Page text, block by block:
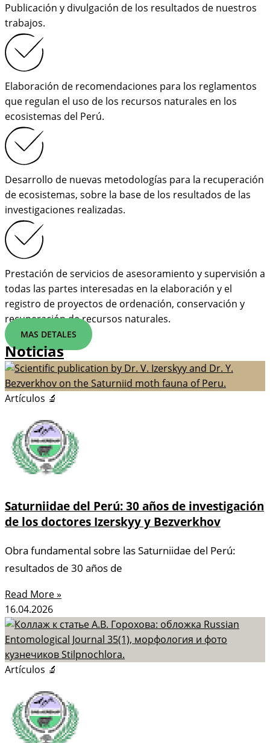
Publicación y divulgación de los resultados de nuestros
trabajos.
Elaboración de recomendaciones para los reglamentos
que regulan el uso de los recursos naturales en los
ecosistemas del Perú.
Desarrollo de nuevas metodologías para la recuperación
de ecosistemas, sobre la base de los resultados de las
investigaciones realizadas.
Prestación de servicios de asesoramiento y supervisión a
todas las partes interesadas en la elaboración y el
registro de proyectos de ordenación, conservación y
recuperación de recursos naturales.
MAS DETALES
Noticias
Artículos 🔬
Saturniidae del Perú: 30 años de investigación
de los doctores Izerskyy y Bezverkhov
Obra fundamental sobre las Saturniidae del Perú:
resultados de 30 años de
Read More »
16.04.2026
Artículos 🔬